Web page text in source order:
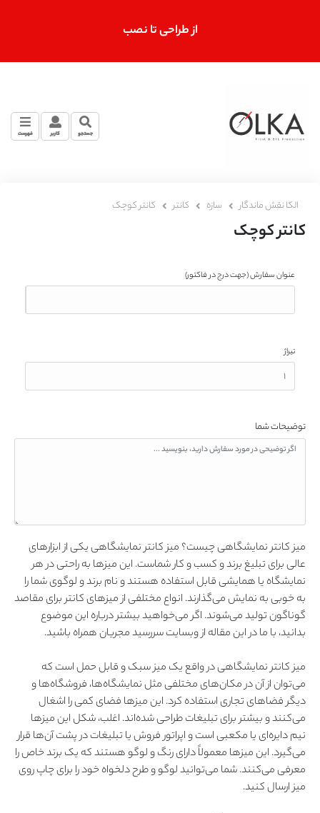
از طراحی تا نصب
جستجو کاربر فهرست
الکا نقش ماندگار سازه کانتر کانتر کوچک
کانتر کوچک
عنوان سفارش(جهت درج در فاکتور)
تیراژ
توضیحات شما
میز کانتر نمایشگاهی چیست؟ میز کانتر نمایشگاهی یکی از ابزارهای
عالی برای تبلیغ برند و کسب و کار شماست. این میزها به راحتی در هر
نمایشگاه یا همایشی قابل استفاده هستند و نام برند و لوگوی شما را
به خوبی به نمایش می‌گذارند. انواع مختلفی از میزهای کانتر برای مقاصد
گوناگون تولید می‌شوند. اگر می‌خواهید بیشتر درباره این موضوع
بدانید، با ما در این مقاله از وبسایت سررسید مجریان همراه باشید.
میز کانتر نمایشگاهی در واقع یک میز سبک و قابل حمل است که
می‌توان از آن در مکان‌های مختلفی مثل نمایشگاه‌ها، فروشگاه‌ها و
دیگر فضاهای تجاری استفاده کرد. این میزها فضای کمی را اشغال
می‌کنند و بیشتر برای تبلیغات طراحی شده‌اند. اغلب، شکل این میزها
نیم دایره‌ای یا مکعبی است و اپراتور فروش یا تبلیغات در پشت آن‌ها قرار
می‌گیرد. این میزها معمولاً دارای رنگ و لوگو هستند که یک برند خاص را
معرفی می‌کنند. شما می‌توانید لوگو و طرح دلخواه خود را برای چاپ روی
میز ارسال کنید.